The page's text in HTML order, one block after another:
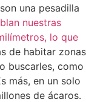
una pesadilla
nuestras
lo que
de habitar zonas
buscarles, como
más, en un solo
de ácaros.